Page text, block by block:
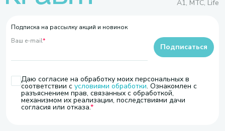
A1, МТС, Life
Подписка на рассылку акций и новинок
Ваш e-mail*
Даю согласие на обработку моих персональных в
соответствии с условиями обработки. Ознакомлен с
разъяснением прав, связанных с обработкой,
механизмом их реализации, последствиями дачи
согласия или отказа.
Подписаться